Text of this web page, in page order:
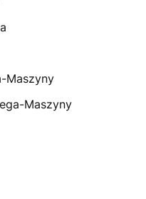
Maszyny
Maszyny